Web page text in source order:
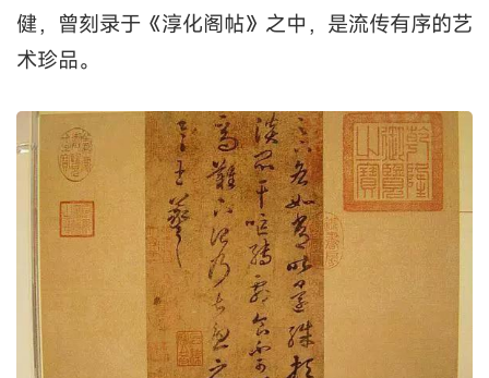
健，曾刻录于《淳化阁帖》之中，是流传有序的艺
术珍品。